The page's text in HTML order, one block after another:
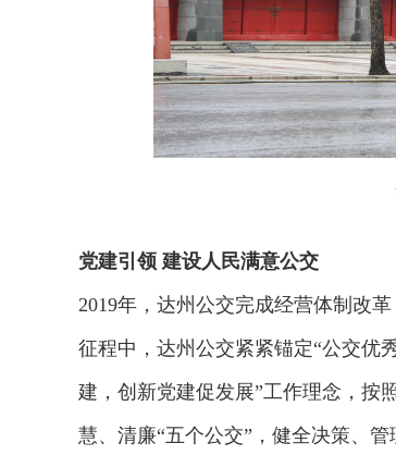
党建引领 建设人民满意公交
2019年，达州公交完成经营体制改
征程中，达州公交紧紧锚定“公交优
建，创新党建促发展”工作理念，按
慧、清廉“五个公交”，健全决策、